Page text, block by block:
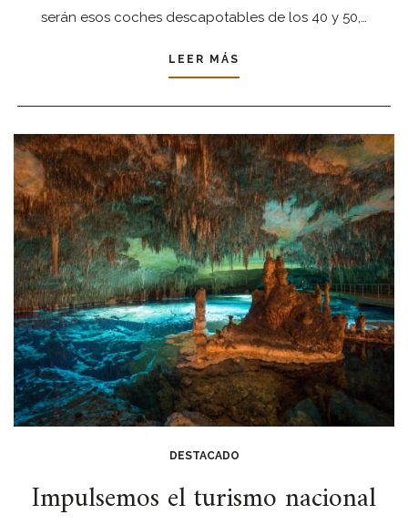
serán esos coches descapotables de los 40 y 50,…
LEER MÁS
DESTACADO
Impulsemos el turismo nacional